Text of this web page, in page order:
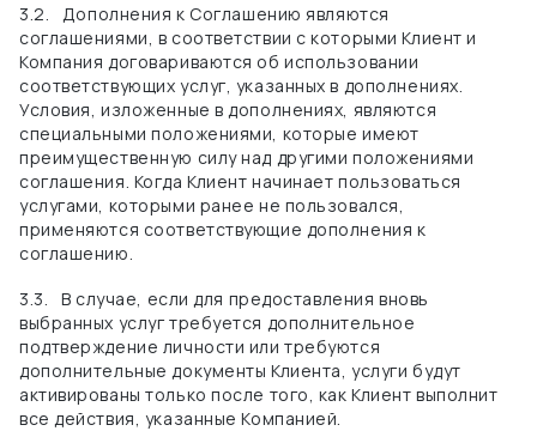
3.2.
Дополнения к Соглашению являются
соглашениями, в соответствии с которыми Клиент и
Компания договариваются об использовании
соответствующих услуг, указанных в дополнениях.
Условия, изложенные в дополнениях, являются
специальными положениями, которые имеют
преимущественную силу над другими положениями
соглашения. Когда Клиент начинает пользоваться
услугами, которыми ранее не пользовался,
применяются соответствующие дополнения к
соглашению.
3.3.
В случае, если для предоставления вновь
выбранных услуг требуется дополнительное
подтверждение личности или требуются
дополнительные документы Клиента, услуги будут
активированы только после того, как Клиент выполнит
все действия, указанные Компанией.